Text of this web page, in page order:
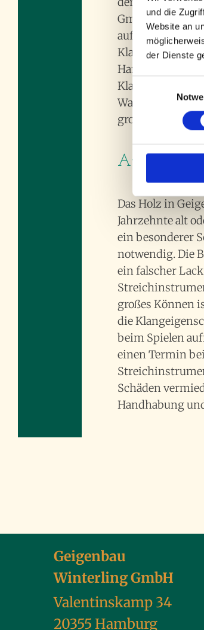
und die
Website an
der Dienste
GmbH dazu.
aufgezogen
Klang ist die
Hannover nicht
Wahl des Holzes
großen Einfluss
Aufarbeiten
Das Holz in
Jahrzehnte alt
ein besonderer
notwendig. Die
ein falscher
großes Können
die
beim Spielen
einen Termin
Schäden
Handhabung
Geigenbau
Winterling GmbH
Valentinskamp 34
20355 Hamburg